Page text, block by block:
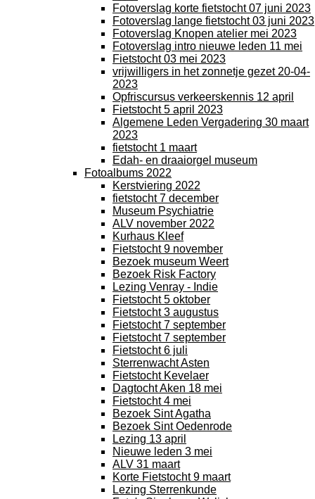
Fotoverslag korte fietstocht 07 juni 2023
Fotoverslag lange fietstocht 03 juni 2023
Fotoverslag Knopen atelier mei 2023
Fotoverslag intro nieuwe leden 11 mei
Fietstocht 03 mei 2023
vrijwilligers in het zonnetje gezet 20-04-
2023
Opfriscursus verkeerskennis 12 april
Fietstocht 5 april 2023
Algemene Leden Vergadering 30 maart
2023
fietstocht 1 maart
Edah- en draaiorgel museum
Fotoalbums 2022
Kerstviering 2022
fietstocht 7 december
Museum Psychiatrie
ALV november 2022
Kurhaus Kleef
Fietstocht 9 november
Bezoek museum Weert
Bezoek Risk Factory
Lezing Venray - Indie
Fietstocht 5 oktober
Fietstocht 3 augustus
Fietstocht 7 september
Fietstocht 7 september
Fietstocht 6 juli
Sterrenwacht Asten
Fietstocht Kevelaer
Dagtocht Aken 18 mei
Fietstocht 4 mei
Bezoek Sint Agatha
Bezoek Sint Oedenrode
Lezing 13 april
Nieuwe leden 3 mei
ALV 31 maart
Korte Fietstocht 9 maart
Lezing Sterrenkunde